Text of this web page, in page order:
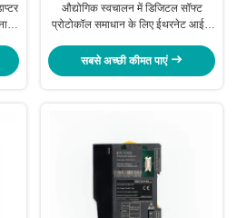
औद्योगिक स्वचालन में डिजिटल सॉफ्ट
प्रोटोकॉल समाधान के लिए ईथरनेट आईपी
सबसे अच्छी कीमत पाएं